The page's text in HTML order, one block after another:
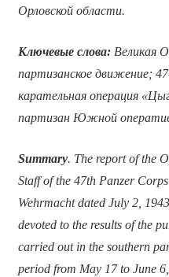
Орловской области.
Ключевые слова:Великая
партизанское движение;
карательная операция
партизан Южной
Summary. The report of the
Staff of the 47th Panzer
Wehrmacht dated July 2,
devoted to the results of the
carried out in the southern
period from May 17 to June